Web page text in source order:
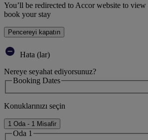
You’ll be redirected to Accor website to view
book your stay
Pencereyi kapatın
Hata (lar)
Nereye seyahat ediyorsunuz?
Booking Dates
Konuklarınızı seçin
1 Oda - 1 Misafir
Oda 1